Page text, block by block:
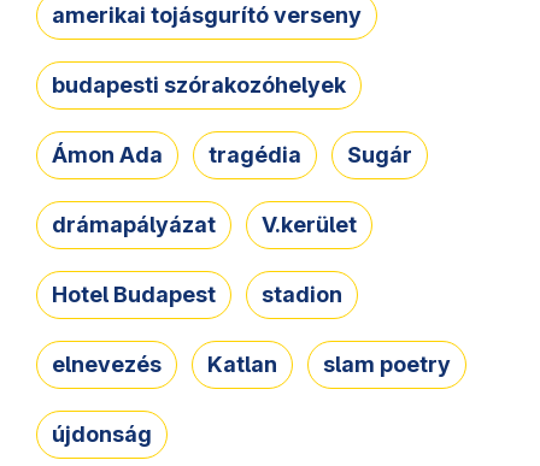
amerikai tojásgurító verseny
budapesti szórakozóhelyek
Ámon Ada tragédia Sugár
drámapályázat V.kerület
Hotel Budapest stadion
elnevezés Katlan slam poetry
újdonság